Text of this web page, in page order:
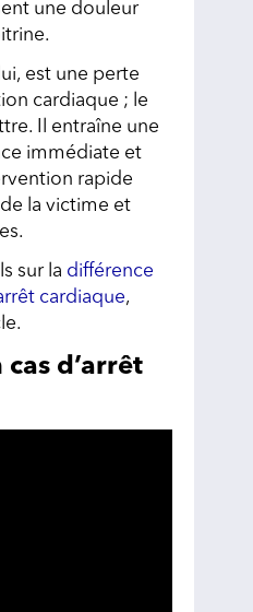
une douleur
est une perte
cardiaque ; le
Il entraîne une
immédiate et
rapide
la victime et
sur la différence
cardiaque,
d’arrêt